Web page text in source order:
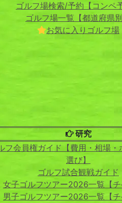
ゴルフ場検索/予約【コンペ
ゴルフ場一覧【都道府県別
お気に入りゴルフ場
研究
フ会員権ガイド【費用・相場・
選び】
ゴルフ試合観戦ガイド
女子ゴルフツアー2026一覧【チ
男子ゴルフツアー2026一覧【チ